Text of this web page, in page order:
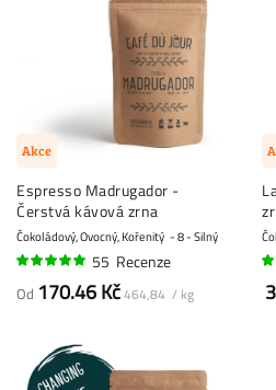
Akce
Espresso Madrugador -
Čerstvá kávová zrna
Čokoládový, Ovocný, Kořenitý 8 - Silný
55 Recenze
Od 170.46 Kč464,84 / kg